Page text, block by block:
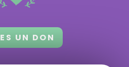
UN DON